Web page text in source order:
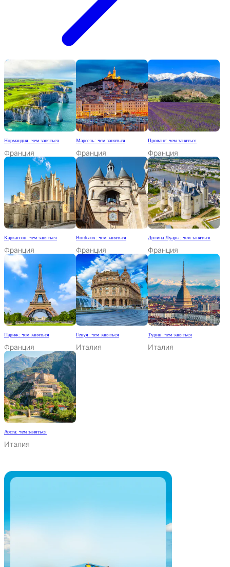
Нормандия: чем заняться
Франция
Марсель: чем заняться
Франция
Прованс: чем заняться
Франция
Каркассон: чем заняться
Франция
Bordeaux: чем заняться
Франция
Долина Луары: чем заняться
Франция
Париж: чем заняться
Франция
Генуя: чем заняться
Италия
Турин: чем заняться
Италия
Аоста: чем заняться
Италия